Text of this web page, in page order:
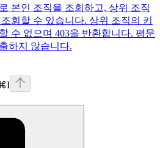
본인 조직을 조회하고, 상위 조직
회할 수 있습니다. 상위 조직의 키
수 없으며 403을 반환합니다. 평문
하지 않습니다.
I